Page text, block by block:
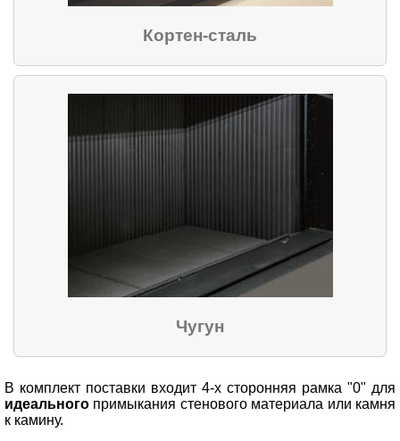
Кортен-сталь
Чугун
В комплект поставки входит 4-х сторонняя рамка "0" для
идеального примыкания стенового материала или камня
к камину.